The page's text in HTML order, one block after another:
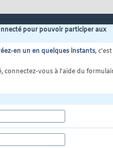
pour pouvoir participer aux
en un en quelques instants, c'est
connectez-vous à l'aide du